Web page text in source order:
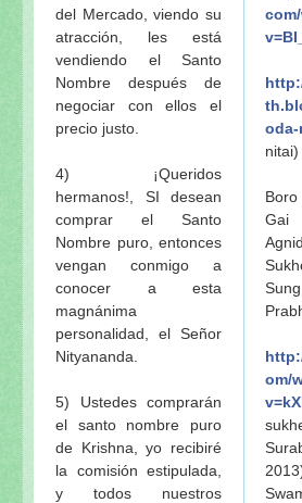
del Mercado, viendo su
atracción, les está
vendiendo el Santo
Nombre después de
negociar con ellos el
precio justo.
4) ¡Queridos
hermanos!, SI desean
comprar el Santo
Nombre puro, entonces
vengan conmigo a
conocer a esta
magnánima
personalidad, el Señor
Nityananda.
5) Ustedes comprarán
el santo nombre puro
de Krishna, yo recibiré
la comisión estipulada,
y todos nuestros
oda-
nitai)
Gai
om/